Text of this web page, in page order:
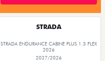
STRADA
STRADA ENDURANCE CABINE PLUS 1.3 FLEX
2026
2027/2026